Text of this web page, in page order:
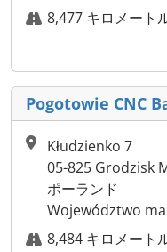
8,477 キロメート
Pogotowie CNC
Kłudzienko 7
05-825 Grodzisk
ポーランド
Województwo
8,484 キロメート